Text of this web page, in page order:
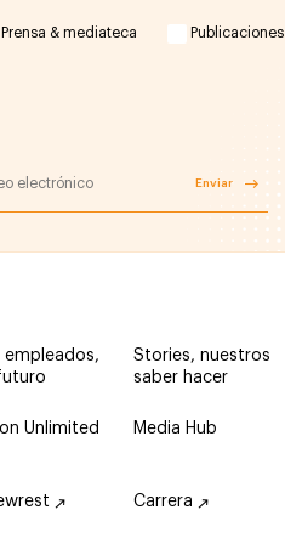
Prensa & mediateca Publicaciones
Enviar
empleados,
Stories, nuestros
saber hacer
Unlimited Media Hub
Carrera